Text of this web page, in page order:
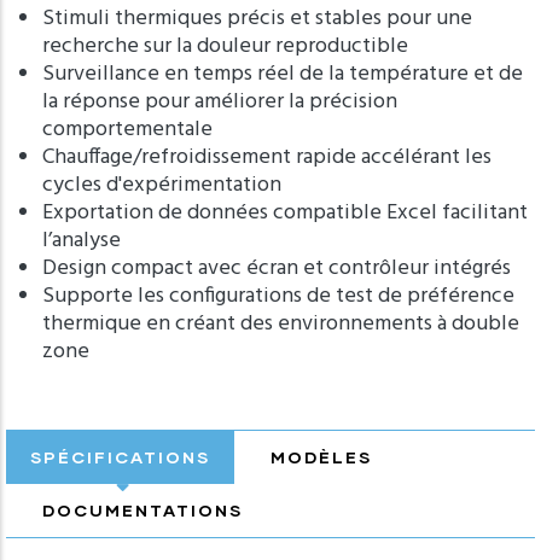
Stimuli thermiques précis et stables pour une
recherche sur la douleur reproductible
Surveillance en temps réel de la température et de
la réponse pour améliorer la précision
comportementale
Chauffage/refroidissement rapide accélérant les
cycles d'expérimentation
Exportation de données compatible Excel facilitant
l’analyse
Design compact avec écran et contrôleur intégrés
Supporte les configurations de test de préférence
thermique en créant des environnements à double
zone
SPÉCIFICATIONS MODÈLES
DOCUMENTATIONS